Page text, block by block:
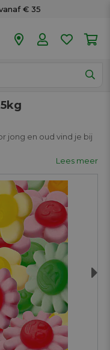
€ 35
jong en oud vind je bij
Lees meer